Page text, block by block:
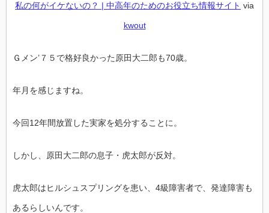
私の何がイケないの？ | 中高年のためのお役立ち情報サイト via
kwout
Ｇメン’７５で格好良かった原田大二郎も70歳。
年月を感じますね。
今回12年間放置した実家を処分することに。
しかし、原田大二郎の息子・虎太郎が反対。
虎太郎はヒルシュスプリングを患い、4級障害者で、発達障害も
あるらしいんです。